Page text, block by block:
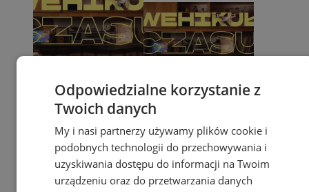
Odpowiedzialne korzystanie z
Twoich danych
My i nasi partnerzy używamy plików cookie i
podobnych technologii do przechowywania i
uzyskiwania dostępu do informacji na Twoim
urządzeniu oraz do przetwarzania danych